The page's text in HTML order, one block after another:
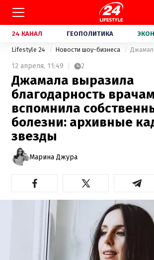
24 КАНАЛ ГЕОПОЛИТИКА
Lifestyle 24 Новости шоу-бизнеса
12 апреля, 11:49 2
Джамала выразила
благодарность
вспомнила
болезни: архивные
звезды
Марина Джура